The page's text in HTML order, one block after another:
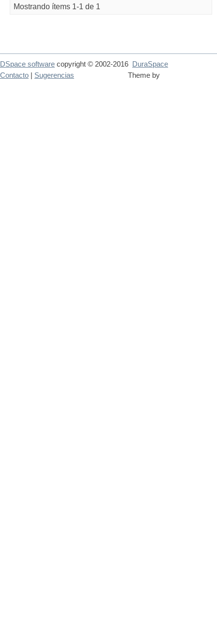
Mostrando ítems 1-1 de 1
DSpace software copyright © 2002-2016
DuraSpace
Theme by
Contacto Sugerencias